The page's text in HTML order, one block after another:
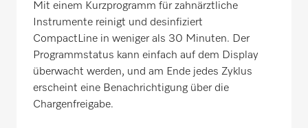
Mit einem Kurzprogramm für zahnärztliche
Instrumente reinigt und desinfiziert
CompactLine in weniger als 30 Minuten. Der
Programmstatus kann einfach auf dem Display
überwacht werden, und am Ende jedes Zyklus
erscheint eine Benachrichtigung über die
Chargenfreigabe.